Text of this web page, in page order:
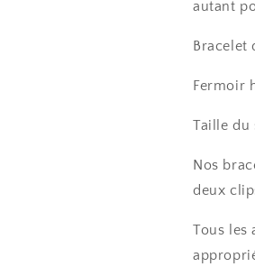
autant
Bracelet
Fermoir
Taille du
Nos
deux
Tous les